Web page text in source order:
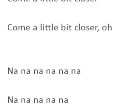
Come a little bit closer, oh
Na na na na na na
Na na na na na